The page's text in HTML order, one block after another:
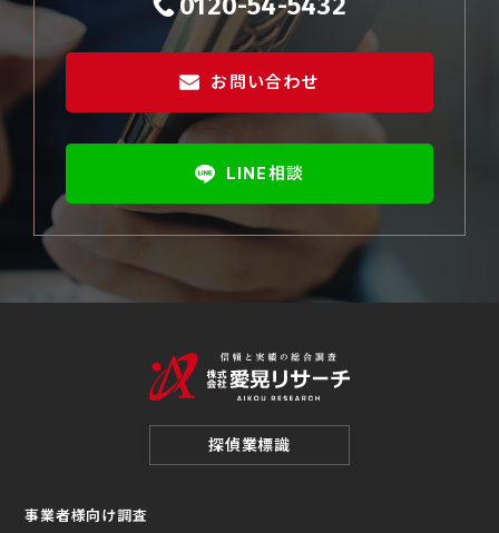
お問い合わせ
LINE相談
探偵業標識
事業者様向け調査